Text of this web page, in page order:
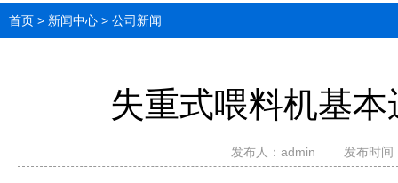
首页 > 新闻中心 > 公司新闻
失重式喂料机基
发布人： admin 发布时